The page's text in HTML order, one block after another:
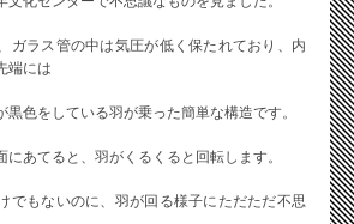
ガラス管の中は気圧が低く保たれており、内
端には
黒色をしている羽が乗った簡単な構造です。
あてると、羽がくるくると回転します。
でもないのに、羽が回る様子にただただ不思